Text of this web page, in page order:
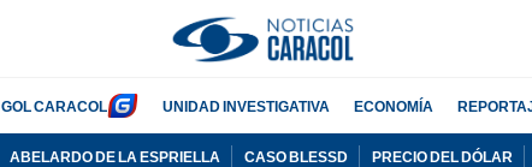
GOL CARACOL UNIDAD INVESTIGATIVA ECONOMÍA
ABELARDO DE LA ESPRIELLA CASO BLESSD PRECIO DEL DÓLAR